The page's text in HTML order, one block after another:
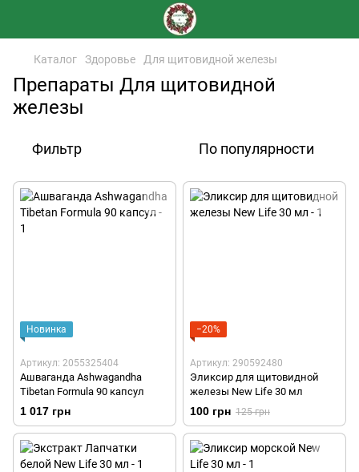
Каталог Здоровье Для щитовидной железы
Препараты Для щитовидной
железы
Фильтр По популярности
Новинка
Артикул: 2055325404
Ашваганда Ashwagandha
Tibetan Formula 90 капсул
1 017 грн
−20%
Артикул: 290592480
Эликсир для щитовидной
железы New Life 30 мл
100 грн 125 грн